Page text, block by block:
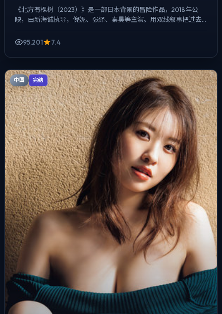
《北方有棵树（2023）》是一部日本背景的冒险作品，2018年公
映，由新海诚执导，倪妮、张译、秦昊等主演。用双线叙事把过去
与现在拧成一股绳，悬疑外壳下，更想讨论的是「记忆是否可...
95,201
7.4
中国 完结